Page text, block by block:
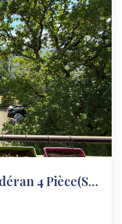
Appartement Bordeaux Caudéran 4 Pièce(s) 75 M2